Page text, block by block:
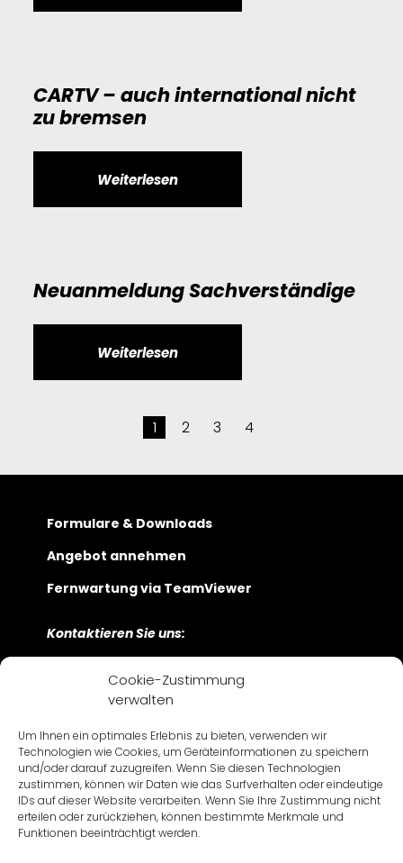
Cookie-Zustimmung
verwalten
Um Ihnen ein optimales Erlebnis zu bieten, verwenden wir
Technologien wie Cookies, um Geräteinformationen zu speichern
und/oder darauf zuzugreifen. Wenn Sie diesen Technologien
zustimmen, können wir Daten wie das Surfverhalten oder eindeutige
IDs auf dieser Website verarbeiten. Wenn Sie Ihre Zustimmung nicht
erteilen oder zurückziehen, können bestimmte Merkmale und
Funktionen beeinträchtigt werden.
CARTV – auch international nicht
zu bremsen
Weiterlesen
Neuanmeldung Sachverständige
Weiterlesen
Seitennummerierung
der
1 2 3 4
Formulare & Downloads
Angebot annehmen
Fernwartung via TeamViewer
Kontaktieren Sie uns:
Bayerwaldstraße 9
D-81737 München
Námestie 1. mája 17
SK-811 06 Bratislava
+421 2 57 282 -500